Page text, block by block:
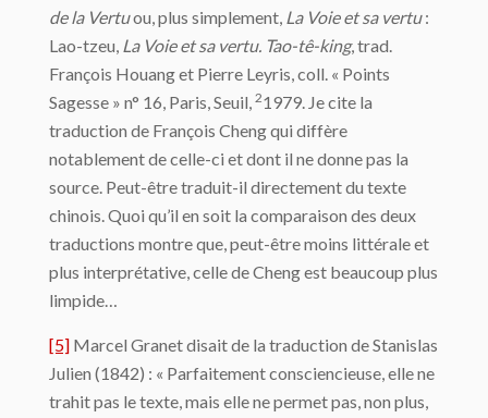
de la Vertuou, plus simplement, La Voie et sa vertu:
Lao-tzeu, La Voie et sa vertu. Tao-tê-king, trad.
François Houang et Pierre Leyris, coll. « Points
Sagesse » n° 16, Paris, Seuil, 21979. Je cite la
traduction de François Cheng qui diffère
notablement de celle-ci et dont il ne donne pas la
source. Peut-être traduit-il directement du texte
chinois. Quoi qu’il en soit la comparaison des deux
traductions montre que, peut-être moins littérale et
plus interprétative, celle de Cheng est beaucoup plus
limpide…
[5] Marcel Granet disait de la traduction de Stanislas
Julien (1842) : « Parfaitement consciencieuse, elle ne
trahit pas le texte, mais elle ne permet pas, non plus,